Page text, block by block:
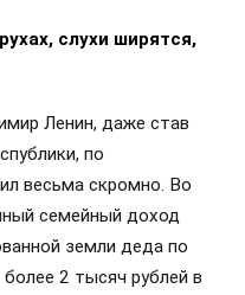
слухи ширятся,
Ленин, даже став
по
весьма скромно. Во
семейный доход
земли деда по
2 тысяч рублей в